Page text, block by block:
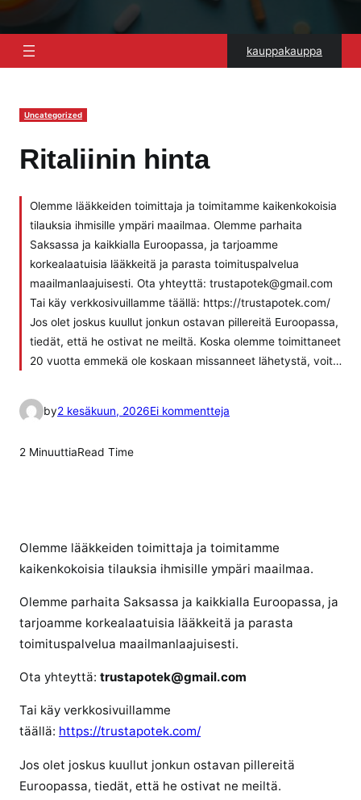
kauppakauppa
Uncategorized
Ritaliinin hinta
Olemme lääkkeiden toimittaja ja toimitamme kaikenkokoisia
tilauksia ihmisille ympäri maailmaa. Olemme parhaita
Saksassa ja kaikkialla Euroopassa, ja tarjoamme
korkealaatuisia lääkkeitä ja parasta toimituspalvelua
maailmanlaajuisesti. Ota yhteyttä: trustapotek@gmail.com
Tai käy verkkosivuillamme täällä: https://trustapotek.com/
Jos olet joskus kuullut jonkun ostavan pillereitä Euroopassa,
tiedät, että he ostivat ne meiltä. Koska olemme toimittaneet
20 vuotta emmekä ole koskaan missanneet lähetystä, voit…
by2 kesäkuun, 2026Ei kommentteja
l
i
n
R
i
a
2 MinuuttiaRead Time
Olemme lääkkeiden toimittaja ja toimitamme
kaikenkokoisia tilauksia ihmisille ympäri maailmaa.
Olemme parhaita Saksassa ja kaikkialla Euroopassa, ja
tarjoamme korkealaatuisia lääkkeitä ja parasta
toimituspalvelua maailmanlaajuisesti.
Ota yhteyttä: trustapotek@gmail.com
Tai käy verkkosivuillamme
täällä: https://trustapotek.com/
Jos olet joskus kuullut jonkun ostavan pillereitä
Euroopassa, tiedät, että he ostivat ne meiltä.